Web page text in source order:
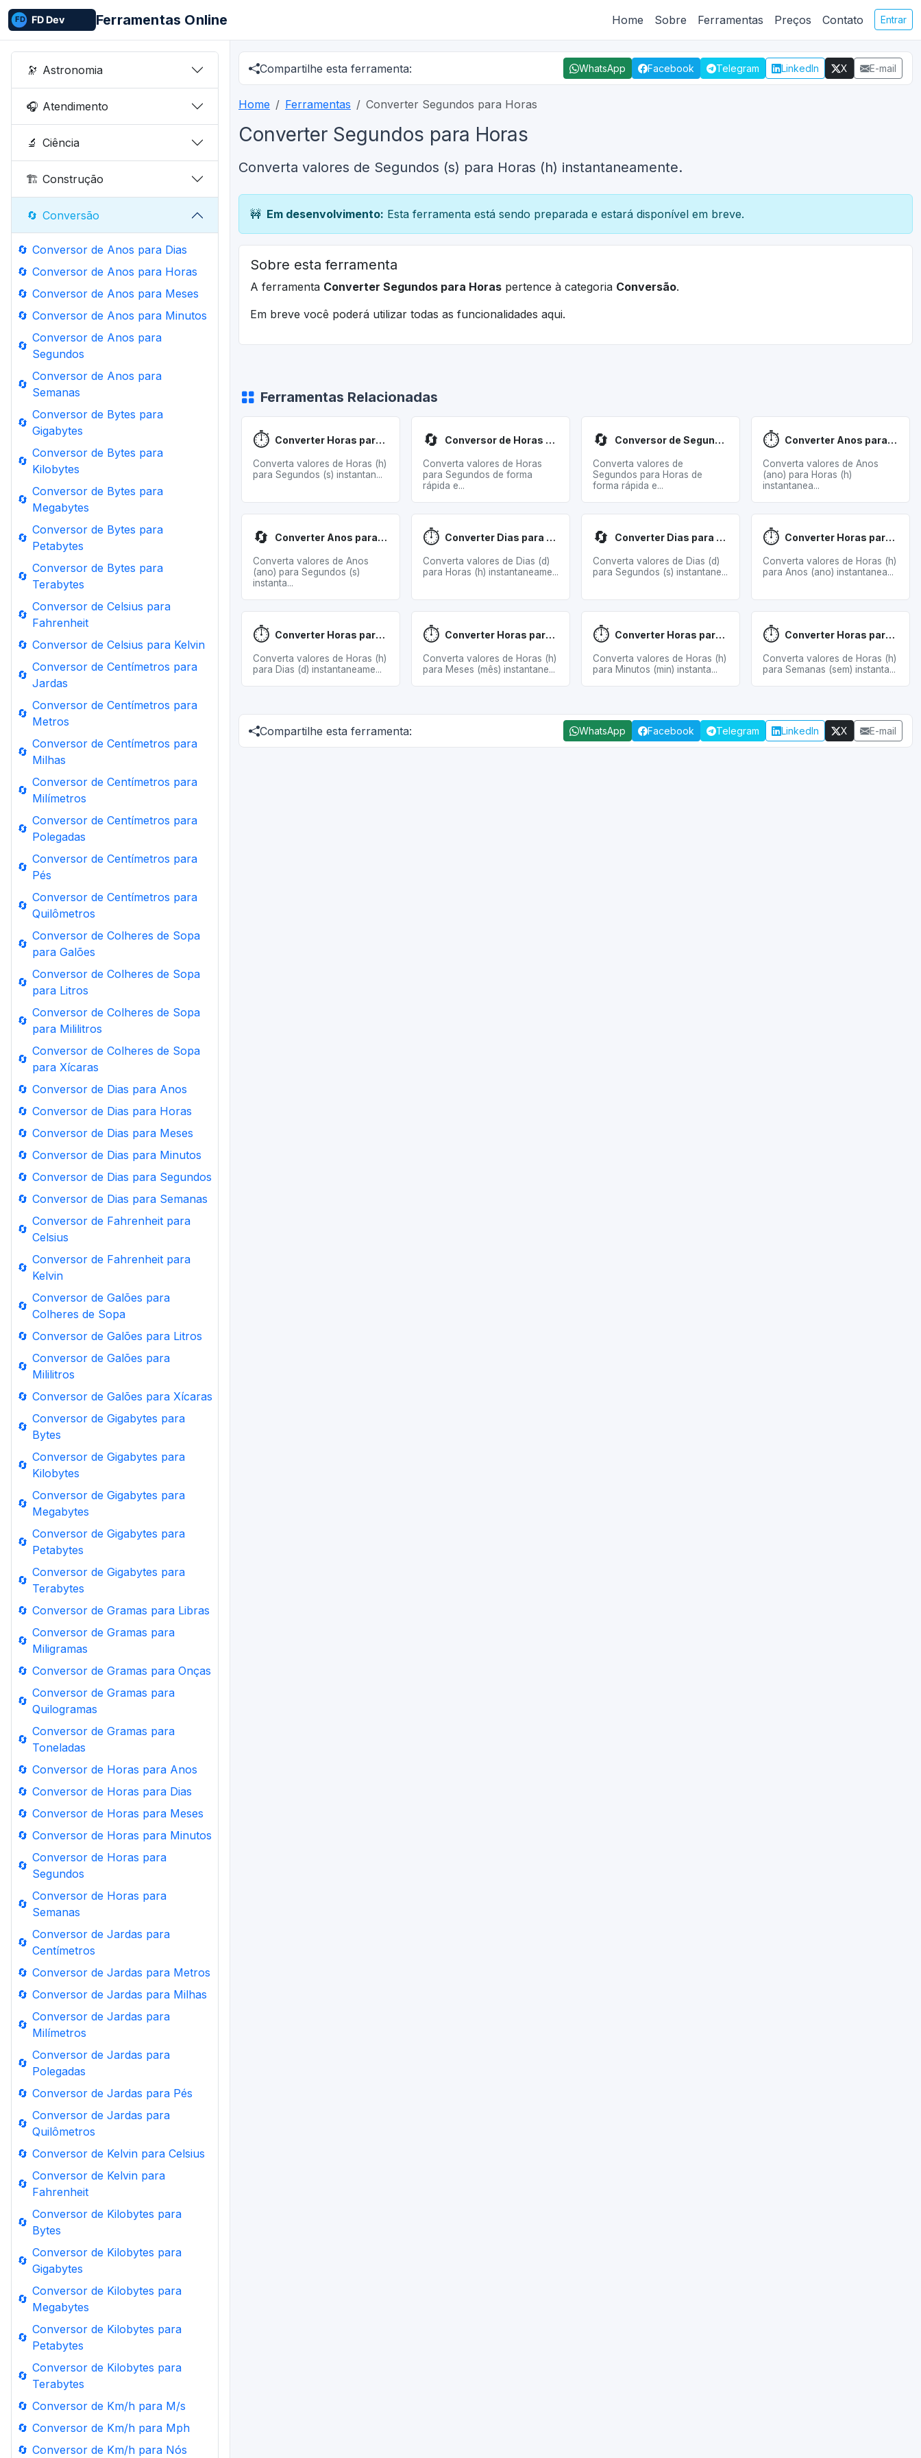
Ferramentas Online Home Sobre Ferramentas Preços Contato Entrar
🔭 Astronomia
🎧 Atendimento
🔬 Ciência
🏗️ Construção
🔄 Conversão
🔄 Conversor de Anos para Dias
🔄 Conversor de Anos para Horas
🔄 Conversor de Anos para Meses
🔄 Conversor de Anos para Minutos
🔄
Conversor de Anos para
Segundos
🔄
Conversor de Anos para
Semanas
🔄
Conversor de Bytes para
Gigabytes
🔄
Conversor de Bytes para
Kilobytes
🔄
Conversor de Bytes para
Megabytes
🔄
Conversor de Bytes para
Petabytes
🔄
Conversor de Bytes para
Terabytes
🔄
Conversor de Celsius para
Fahrenheit
🔄 Conversor de Celsius para Kelvin
🔄
Conversor de Centímetros para
Jardas
🔄
Conversor de Centímetros para
Metros
🔄
Conversor de Centímetros para
Milhas
🔄
Conversor de Centímetros para
Milímetros
🔄
Conversor de Centímetros para
Polegadas
🔄
Conversor de Centímetros para
Pés
🔄
Conversor de Centímetros para
Quilômetros
🔄
Conversor de Colheres de Sopa
para Galões
🔄
Conversor de Colheres de Sopa
para Litros
🔄
Conversor de Colheres de Sopa
para Mililitros
🔄
Conversor de Colheres de Sopa
para Xícaras
🔄 Conversor de Dias para Anos
🔄 Conversor de Dias para Horas
🔄 Conversor de Dias para Meses
🔄 Conversor de Dias para Minutos
🔄 Conversor de Dias para Segundos
🔄 Conversor de Dias para Semanas
🔄
Conversor de Fahrenheit para
Celsius
🔄
Conversor de Fahrenheit para
Kelvin
🔄
Conversor de Galões para
Colheres de Sopa
🔄 Conversor de Galões para Litros
🔄
Conversor de Galões para
Mililitros
🔄 Conversor de Galões para Xícaras
🔄
Conversor de Gigabytes para
Bytes
🔄
Conversor de Gigabytes para
Kilobytes
🔄
Conversor de Gigabytes para
Megabytes
🔄
Conversor de Gigabytes para
Petabytes
🔄
Conversor de Gigabytes para
Terabytes
🔄 Conversor de Gramas para Libras
🔄
Conversor de Gramas para
Miligramas
🔄 Conversor de Gramas para Onças
🔄
Conversor de Gramas para
Quilogramas
🔄
Conversor de Gramas para
Toneladas
🔄 Conversor de Horas para Anos
🔄 Conversor de Horas para Dias
🔄 Conversor de Horas para Meses
🔄 Conversor de Horas para Minutos
🔄
Conversor de Horas para
Segundos
🔄
Conversor de Horas para
Semanas
🔄
Conversor de Jardas para
Centímetros
🔄 Conversor de Jardas para Metros
🔄 Conversor de Jardas para Milhas
🔄
Conversor de Jardas para
Milímetros
🔄
Conversor de Jardas para
Polegadas
🔄 Conversor de Jardas para Pés
🔄
Conversor de Jardas para
Quilômetros
🔄 Conversor de Kelvin para Celsius
🔄
Conversor de Kelvin para
Fahrenheit
🔄
Conversor de Kilobytes para
Bytes
🔄
Conversor de Kilobytes para
Gigabytes
🔄
Conversor de Kilobytes para
Megabytes
🔄
Conversor de Kilobytes para
Petabytes
🔄
Conversor de Kilobytes para
Terabytes
🔄 Conversor de Km/h para M/s
🔄 Conversor de Km/h para Mph
🔄 Conversor de Km/h para Nós
Compartilhe esta ferramenta: WhatsApp Facebook Telegram LinkedIn X E-mail
Home Ferramentas Converter Segundos para Horas
Converter Segundos para Horas
Converta valores de Segundos (s) para Horas (h) instantaneamente.
🚧 Em desenvolvimento: Esta ferramenta está sendo preparada e estará disponível em breve.
Sobre esta ferramenta
A ferramenta Converter Segundos para Horas pertence à categoria Conversão.
Em breve você poderá utilizar todas as funcionalidades aqui.
Ferramentas Relacionadas
⏱️ Converter Horas para Segundos
Converta valores de Horas (h)
para Segundos (s) instantan...
🔄 Conversor de Horas para Segundos
Converta valores de Horas
para Segundos de forma
rápida e...
🔄 Conversor de Segundos para Horas
Converta valores de
Segundos para Horas de
forma rápida e...
⏱️ Converter Anos para Horas
Converta valores de Anos
(ano) para Horas (h)
instantanea...
🔄 Converter Anos para Segundos
Converta valores de Anos
(ano) para Segundos (s)
instanta...
⏱️ Converter Dias para Horas
Converta valores de Dias (d)
para Horas (h) instantaneame...
🔄 Converter Dias para Segundos
Converta valores de Dias (d)
para Segundos (s) instantane...
⏱️ Converter Horas para Anos
Converta valores de Horas (h)
para Anos (ano) instantanea...
⏱️ Converter Horas para Dias
Converta valores de Horas (h)
para Dias (d) instantaneame...
⏱️ Converter Horas para Meses
Converta valores de Horas (h)
para Meses (mês) instantane...
⏱️ Converter Horas para Minutos
Converta valores de Horas (h)
para Minutos (min) instanta...
⏱️ Converter Horas para Semanas
Converta valores de Horas (h)
para Semanas (sem) instanta...
Compartilhe esta ferramenta: WhatsApp Facebook Telegram LinkedIn X E-mail